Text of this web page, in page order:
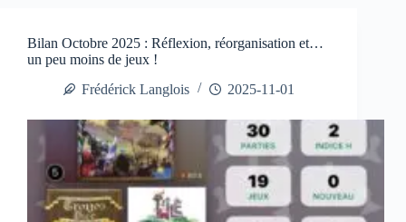
Bilan Octobre 2025 : Réflexion, réorganisation et…
un peu moins de jeux !
Frédérick Langlois
2025-11-01